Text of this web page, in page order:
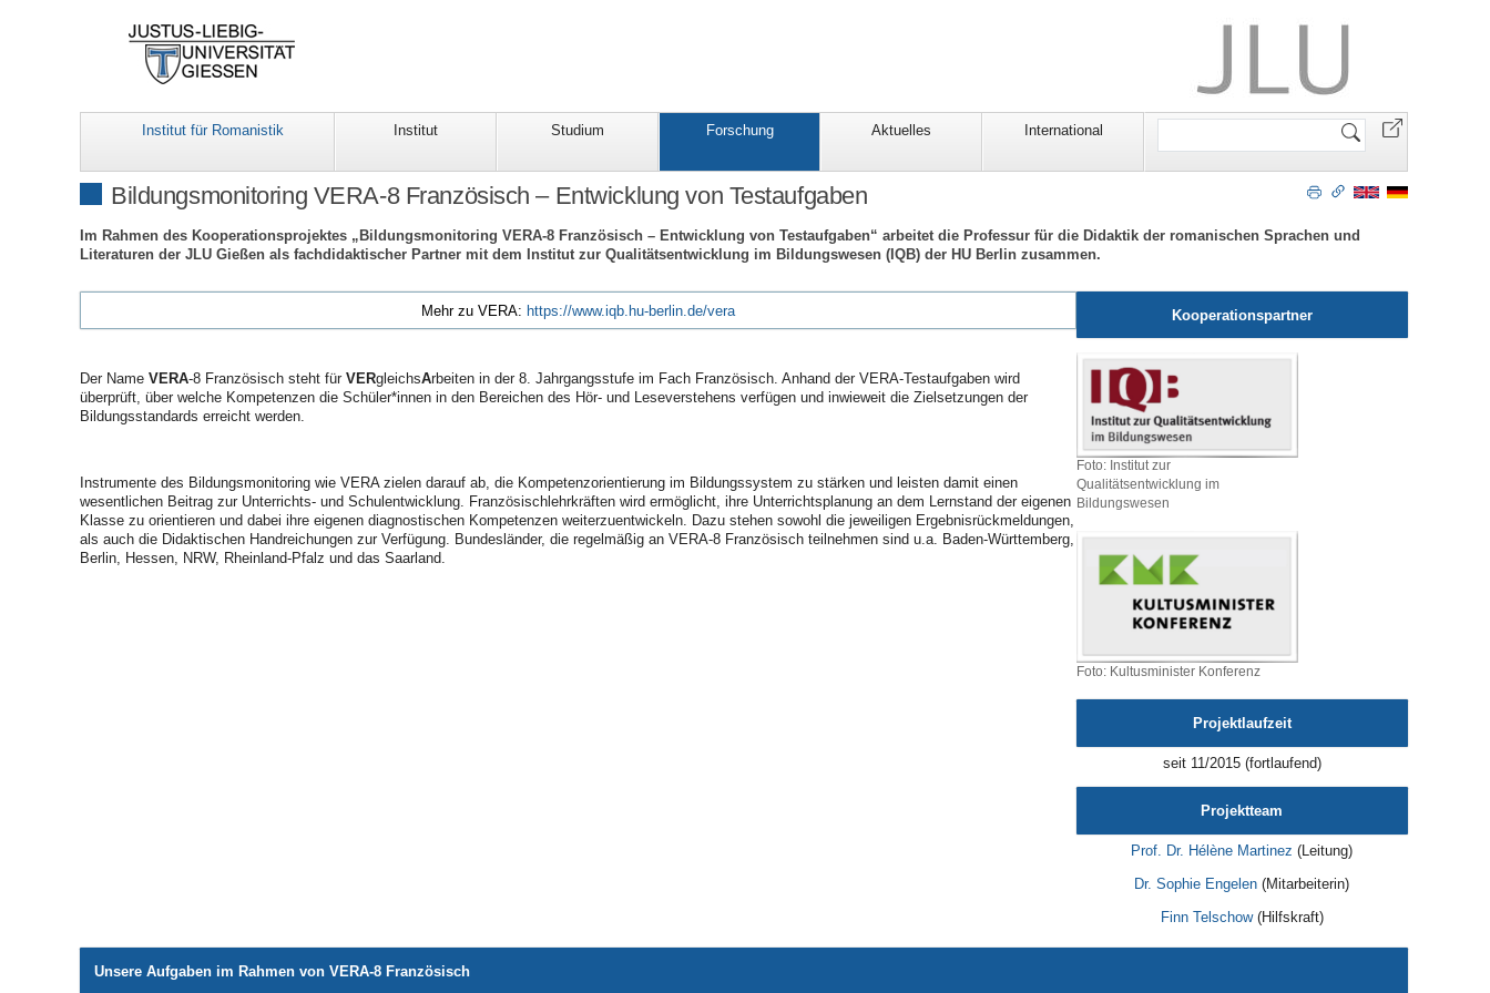
Institut für Romanistik Institut Studium Forschung Aktuelles International
Website
Bildungsmonitoring VERA-8 Französisch – Entwicklung von Testaufgaben
Im Rahmen des Kooperationsprojektes „Bildungsmonitoring VERA-8 Französisch – Entwicklung von Testaufgaben“ arbeitet die Professur für die Didaktik der romanischen Sprachen und
Literaturen der JLU Gießen als fachdidaktischer Partner mit dem Institut zur Qualitätsentwicklung im Bildungswesen (IQB) der HU Berlin zusammen.
Mehr zu VERA: https://www.iqb.hu-berlin.de/vera
Der Name VERA-8 Französisch steht für VERgleichsArbeiten in der 8. Jahrgangsstufe im Fach Französisch. Anhand der VERA-Testaufgaben wird
überprüft, über welche Kompetenzen die Schüler*innen in den Bereichen des Hör- und Leseverstehens verfügen und inwieweit die Zielsetzungen der
Bildungsstandards erreicht werden.
Instrumente des Bildungsmonitoring wie VERA zielen darauf ab, die Kompetenzorientierung im Bildungssystem zu stärken und leisten damit einen
wesentlichen Beitrag zur Unterrichts- und Schulentwicklung. Französischlehrkräften wird ermöglicht, ihre Unterrichtsplanung an dem Lernstand der eigenen
Klasse zu orientieren und dabei ihre eigenen diagnostischen Kompetenzen weiterzuentwickeln. Dazu stehen sowohl die jeweiligen Ergebnisrückmeldungen,
als auch die Didaktischen Handreichungen zur Verfügung. Bundesländer, die regelmäßig an VERA-8 Französisch teilnehmen sind u.a. Baden-Württemberg,
Berlin, Hessen, NRW, Rheinland-Pfalz und das Saarland.
Kooperationspartner
Foto: Institut zur
Qualitätsentwicklung im
Bildungswesen
Foto: Kultusminister Konferenz
Projektlaufzeit
seit 11/2015 (fortlaufend)
Projektteam
Prof. Dr. Hélène Martinez (Leitung)
Dr. Sophie Engelen (Mitarbeiterin)
Finn Telschow(Hilfskraft)
Unsere Aufgaben im Rahmen von VERA-8 Französisch